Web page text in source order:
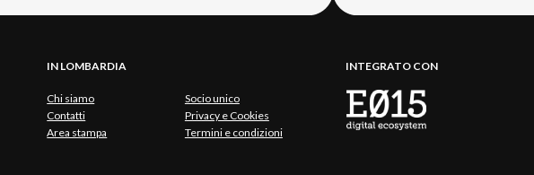
IN LOMBARDIA
Chi siamo
Socio unico
Contatti
Privacy e Cookies
Area stampa
Termini e condizioni
INTEGRATO CON